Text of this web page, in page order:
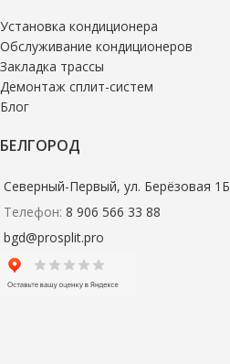
Установка кондиционера
Обслуживание кондиционеров
Закладка трассы
Демонтаж сплит-систем
Блог
БЕЛГОРОД
Северный-Первый, ул. Берёзовая 1Б
Телефон: 8 906 566 33 88
bgd@prosplit.pro